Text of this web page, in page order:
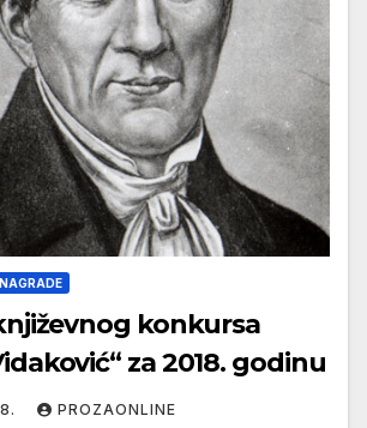
NAGRADE
konkursa
za 2018. godinu
PROZAONLINE